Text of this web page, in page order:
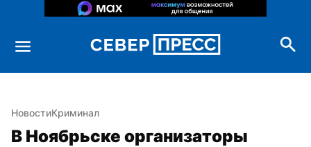
НовостиКриминал
В Ноябрьске организаторы